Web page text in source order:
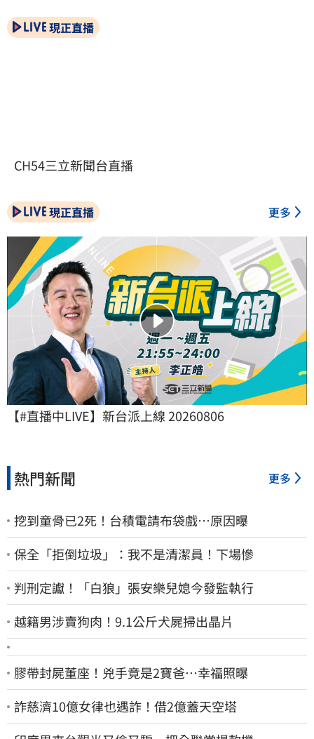
現正直播
CH54三立新聞台直播
現正直播 更多
【#直播中LIVE】新台派上線 20260806
熱門新聞 更多
挖到童骨已2死！台積電請布袋戲…原因曝
保全「拒倒垃圾」：我不是清潔員！下場慘
判刑定讞！「白狼」張安樂兒媳今發監執行
越籍男涉賣狗肉！9.1公斤犬屍掃出晶片
膠帶封屍董座！兇手竟是2寶爸…幸福照曝
詐慈濟10億女律也遇詐！借2億蓋天空塔